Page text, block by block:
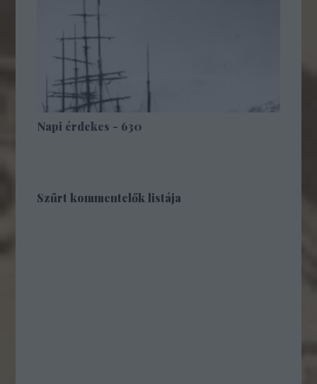
Napi érdekes - 630
Szűrt kommentelők listája